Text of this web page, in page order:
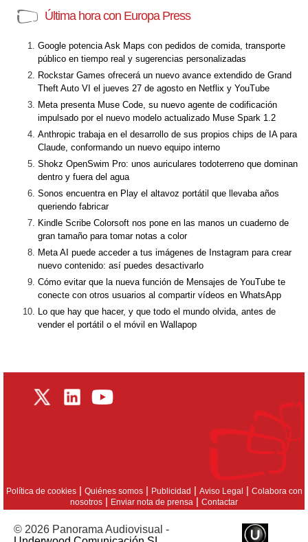
Última hora con Europa Press
Google potencia Ask Maps con pedidos de comida, transporte
público en tiempo real y sugerencias personalizadas
Rockstar Games ofrecerá un nuevo avance extendido de Grand
Theft Auto VI el jueves 27 de agosto en Netflix y YouTube
Meta presenta Muse Code, su nuevo agente de codificación
impulsado por el nuevo modelo actualizado Muse Spark 1.2
Anthropic trabaja en el desarrollo de sus propios chips de IA para
Claude, conformando un nuevo equipo interno
Shokz OpenSwim Pro: unos auriculares todoterreno que dominan
dentro y fuera del agua
Sonos encuentra en Play el altavoz portátil que llevaba años
queriendo fabricar
Kindle Scribe Colorsoft nos pone en las manos un cuaderno de
gran tamaño para tomar notas a color
Meta AI puede acceder a tus imágenes de Instagram para crear
nuevo contenido: así puedes desactivarlo
Cómo evitar que la nueva función de Mensajes de YouTube te
conecte con otros usuarios al compartir vídeos en WhatsApp
Lo que hay que hacer, y que todo el mundo olvida, antes de
vender el portátil o el móvil en Wallapop
Política de cookies| Quiénes somos| Publicidad | Aviso Legal | Colabora con
nosotros | Enviar nota de prensa | Contactar
© 2026 Panorama Audiovisual -